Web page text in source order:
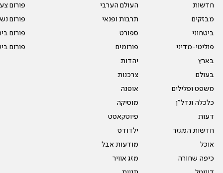
חדשות
מבזקים
ביטחוני
פוליטי-מדיני
בארץ
בעולם
משפט ופלילים
כלכלה ונדל"ן
דעות
חדשות המגזר
אוכל
כיפה שחורה
העולם הערבי
תרבות ופנאי
ספורט
פורומים
יהדות
צרכנות
אופנה
מוסיקה
פיוטקאסט
ילדודס
מודעות אבל
מזג אוויר
פורום
פורום
פורום
פורום